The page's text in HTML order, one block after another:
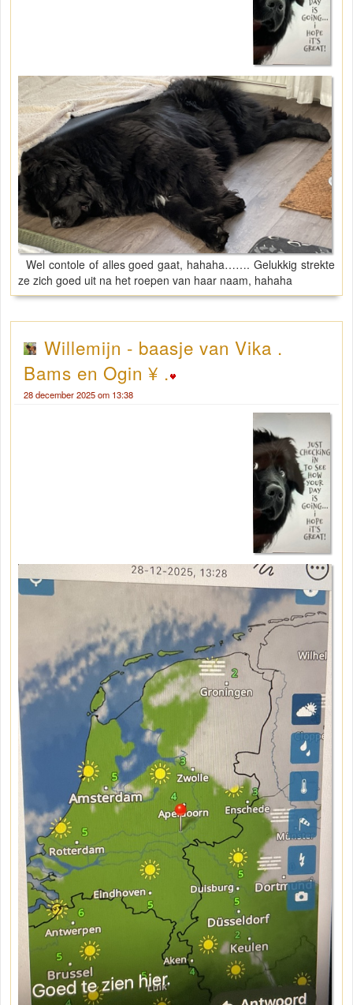
Wel contole of alles goed gaat, hahaha……. Gelukkig strekte
ze zich goed uit na het roepen van haar naam, hahaha
Willemijn - baasje van Vika .
Bams en Ogin ¥ .
28 december 2025 om 13:38